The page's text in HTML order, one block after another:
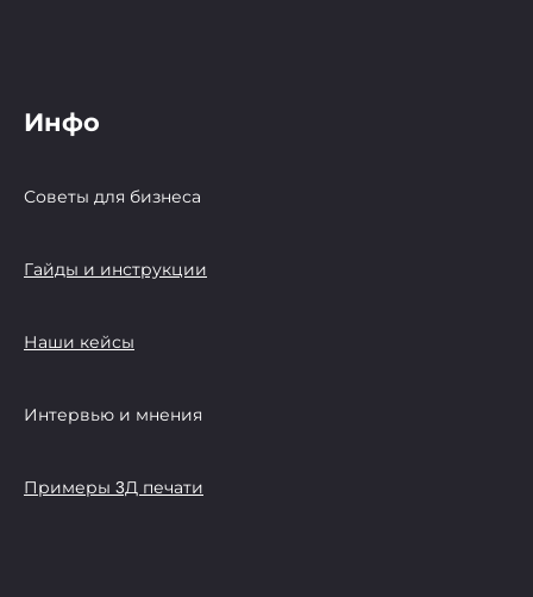
Инфо
Советы для бизнеса
Гайды и инструкции
Наши кейсы
Интервью и мнения
Примеры 3Д печати